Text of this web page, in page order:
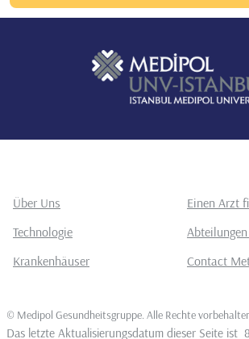
Über Uns
Einen Arzt
Technologie
Krankenhäuser
Contact
© Medipol Gesundheitsgruppe. Alle Rechte
Das letzte Aktualisierungsdatum dieser Seite ist